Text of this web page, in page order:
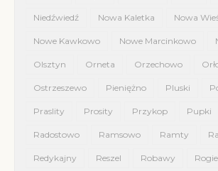
Niedźwiedź Nowa Kaletka Nowa
Nowe Kawkowo Nowe Marcinkowo
Olsztyn Orneta Orzechowo
Ostrzeszewo Pieniężno Pluski
Praslity Prosity Przykop Pupki
Radostowo Ramsowo Ramty
Redykajny Reszel Robawy